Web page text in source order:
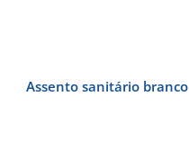
Assento sanitário branco